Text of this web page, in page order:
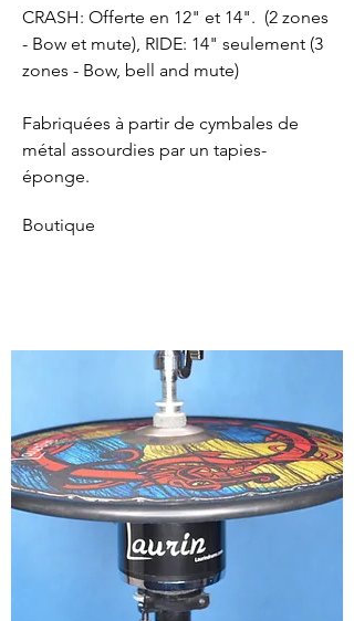
CRASH: Offerte en 12" et 14". (2 zones
- Bow et mute), RIDE: 14" seulement (3
zones - Bow, bell and mute)
Fabriquées à partir de cymbales de
métal assourdies par un tapies-
éponge.
Boutique